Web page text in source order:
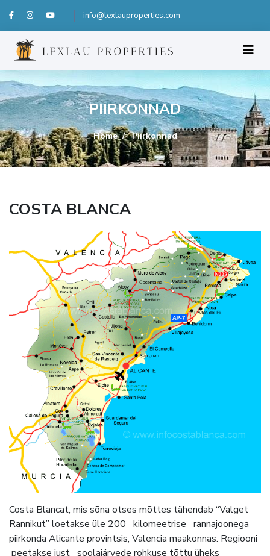
info@lexlauproperties.com
PIIRKONNAD
Home Piirkonnad
COSTA BLANCA
Costa Blancat, mis sõna otses mõttes tähendab “Valget
Rannikut” loetakse üle 200 kilomeetrise rannajoonega
piirkonda Alicante provintsis, Valencia maakonnas. Regiooni
peetakse just soolajärvede rohkuse tõttu üheks